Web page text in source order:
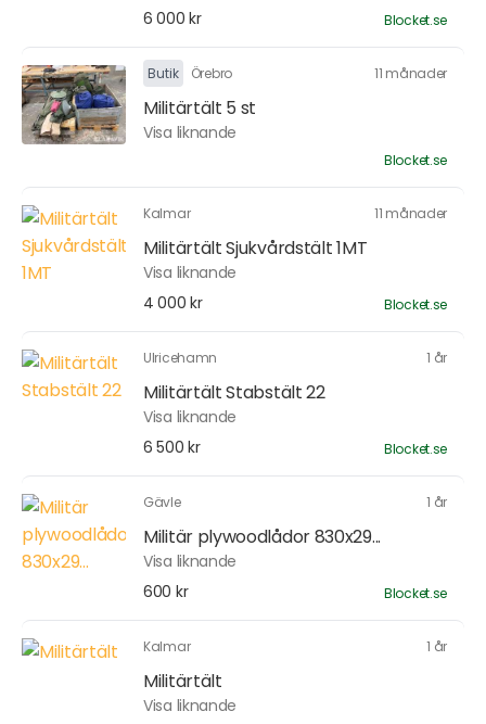
6 000 kr
Blocket.se
Butik Örebro 11 månader
Militärtält 5 st
Visa liknande
Blocket.se
Kalmar 11 månader
Militärtält Sjukvårdstält 1MT
Visa liknande
4 000 kr
Blocket.se
Ulricehamn 1 år
Militärtält Stabstält 22
Visa liknande
6 500 kr
Blocket.se
Gävle 1 år
Militär plywoodlådor 830x29...
Visa liknande
600 kr
Blocket.se
Kalmar 1 år
Militärtält
Visa liknande